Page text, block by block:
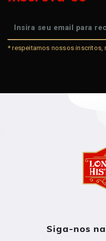
* respeitamos nossos inscritos,
Siga-nos